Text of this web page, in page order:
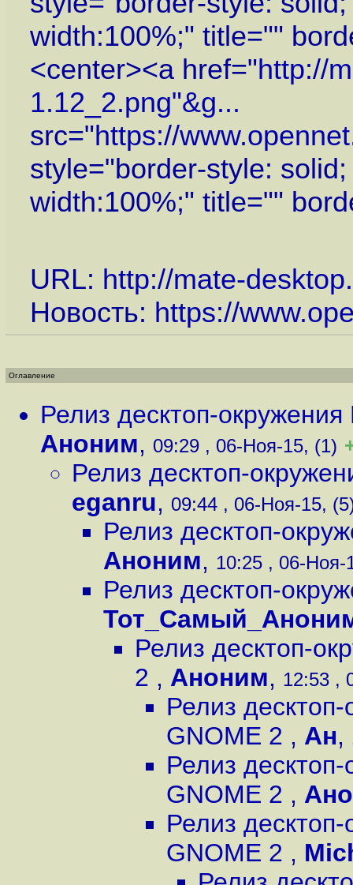
width:100%;" title=""
<center><a href="http://
1.12_2.png"&g...
src="https://
style="border-style:
width:100%;" title=""
URL: http://mate-
Новость: https://
Оглавление
Релиз десктоп-
Аноним, 09:29 , 06-Ноя-15, (1)
Релиз десктоп-
eganru, 09:44 , 06-Ноя-15,
Релиз десктоп-
Аноним, 10:25 , 06-Ноя-
Релиз десктоп-
Релиз десктоп-
2 , Аноним, 12:53 ,
Релиз
GNOME 2 , Ан,
Релиз
GNOME 2 ,
Релиз
GNOME 2 ,